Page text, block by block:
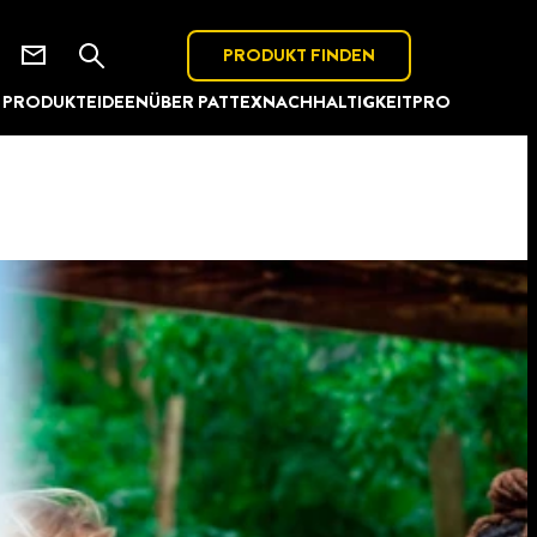
PRODUKTEIDEENÜBER PATTEXNACHHALTIGKEITPRO
PRODUKT FINDEN